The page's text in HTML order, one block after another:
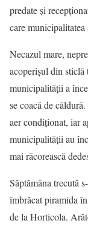
predate şi
care municipalitatea
Necazul mare,
acoperişul din sticlă
municipalităţii a
se coacă de
aer condiţionat, iar
municipalităţii au
mai răcorească
Săptămâna trecută
îmbrăcat piramida
de la Horticola.